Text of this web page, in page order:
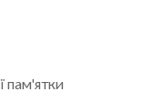
пам'ятки